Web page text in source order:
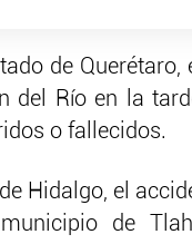
de
del Río en la
o fallecidos.
Hidalgo, el
de